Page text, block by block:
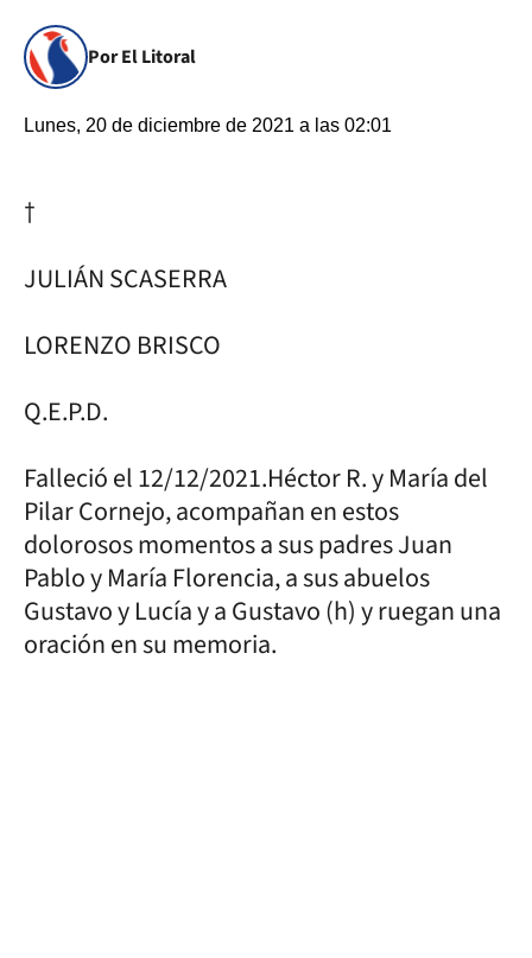
Por El Litoral
Lunes, 20 de diciembre de 2021 a las 02:01
†
JULIÁN SCASERRA
LORENZO BRISCO
Q.E.P.D.
Falleció el 12/12/2021.Héctor R. y María del
Pilar Cornejo, acompañan en estos
dolorosos momentos a sus padres Juan
Pablo y María Florencia, a sus abuelos
Gustavo y Lucía y a Gustavo (h) y ruegan una
oración en su memoria.